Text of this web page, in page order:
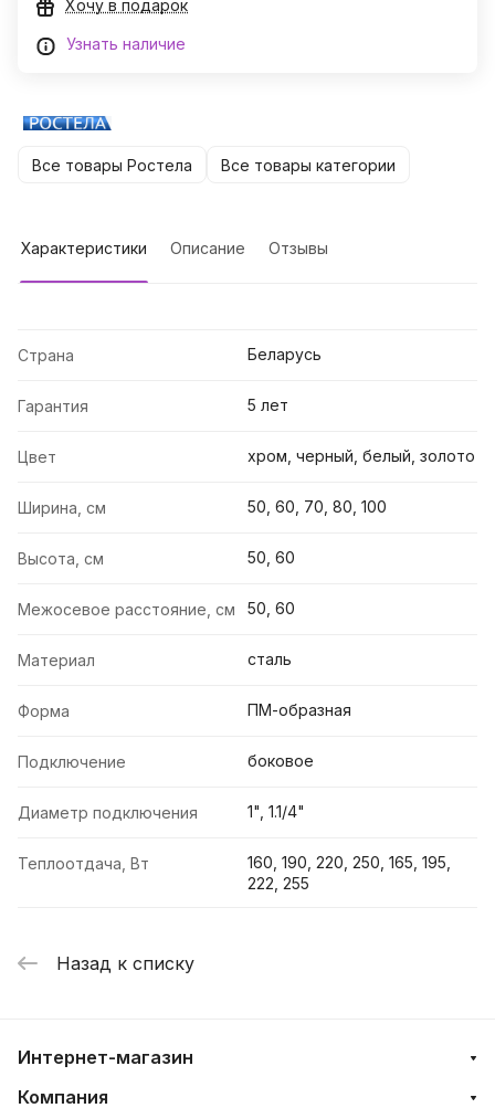
Хочу в подарок
Узнать наличие
Все товары Ростела Все товары категории
Характеристики Описание Отзывы
Страна Беларусь
Гарантия 5 лет
Цвет хром, черный, белый, золото
Ширина, см 50, 60, 70, 80, 100
Высота, см 50, 60
Межосевое расстояние, см 50, 60
Материал сталь
Форма ПМ-образная
Подключение боковое
Диаметр подключения 1", 1.1/4"
Теплоотдача, Вт
160, 190, 220, 250, 165, 195,
222, 255
Назад к списку
Интернет-магазин
Компания